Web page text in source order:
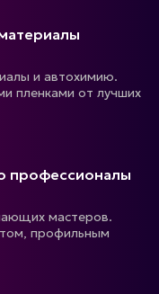
и автохимию.
пленками от лучших
профессионалы
мастеров.
профильным